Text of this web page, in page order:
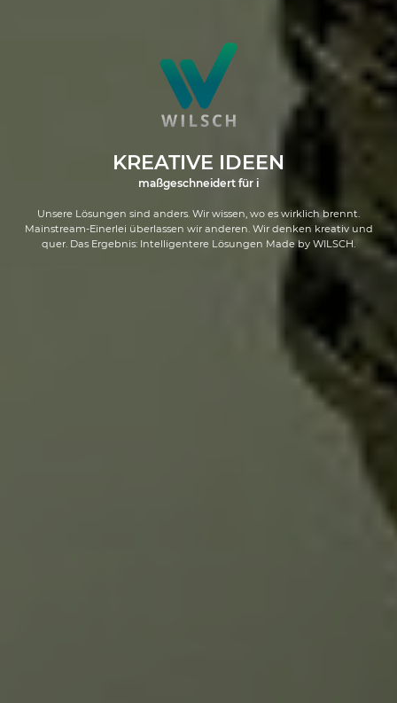
KREATIVE IDEEN
maßgeschneidert für i
Unsere Lösungen sind anders. Wir wissen, wo es wirklich brennt.
Mainstream-Einerlei überlassen wir anderen. Wir denken kreativ und
quer. Das Ergebnis: Intelligentere Lösungen Made by WILSCH.